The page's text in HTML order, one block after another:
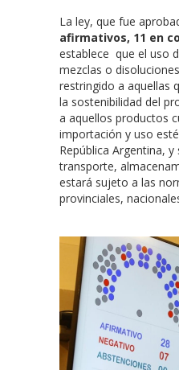
La ley, que fue
afirmativos, 11 en
establece que el uso
mezclas o
restringido a aquellas
la sostenibilidad del
a aquellos productos
importación y uso
República Argentina, y
transporte,
estará sujeto a las
provinciales,